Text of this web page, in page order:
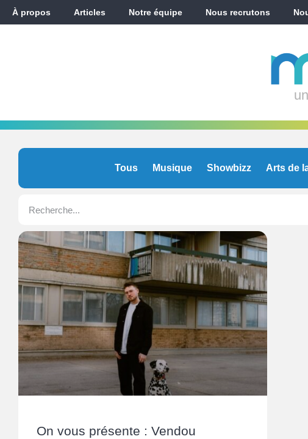
À propos Articles Notre équipe Nous recrutons
Tous Musique Showbizz Arts de
On vous présente : Vendou